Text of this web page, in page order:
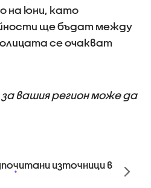
на юни, като
ще бъдат между
се очакват
вашия регион може да
източници в